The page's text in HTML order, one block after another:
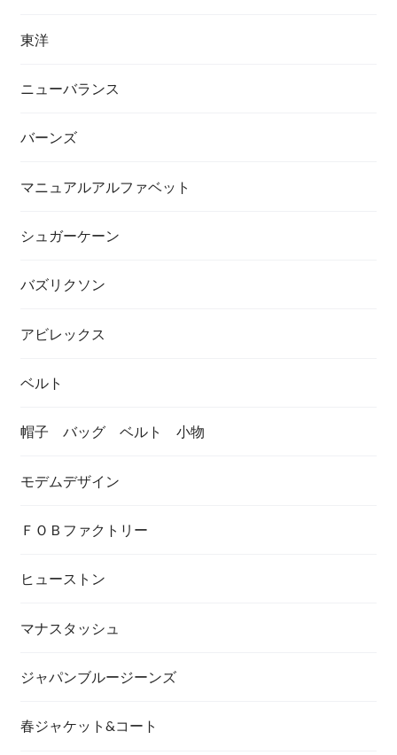
東洋
ニューバランス
バーンズ
マニュアルアルファベット
シュガーケーン
バズリクソン
アビレックス
ベルト
帽子 バッグ ベルト 小物
モデムデザイン
ＦＯＢファクトリー
ヒューストン
マナスタッシュ
ジャパンブルージーンズ
春ジャケット&コート